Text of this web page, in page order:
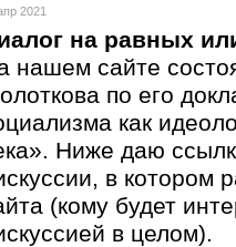
2021
на равных
нашем сайте
по его
как
Ниже даю
в котором
(кому будет
в целом).